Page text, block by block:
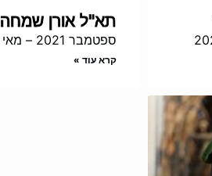
תא"ל אורן שמחה
ספטמבר 2021 – מאי 2023
קרא עוד »